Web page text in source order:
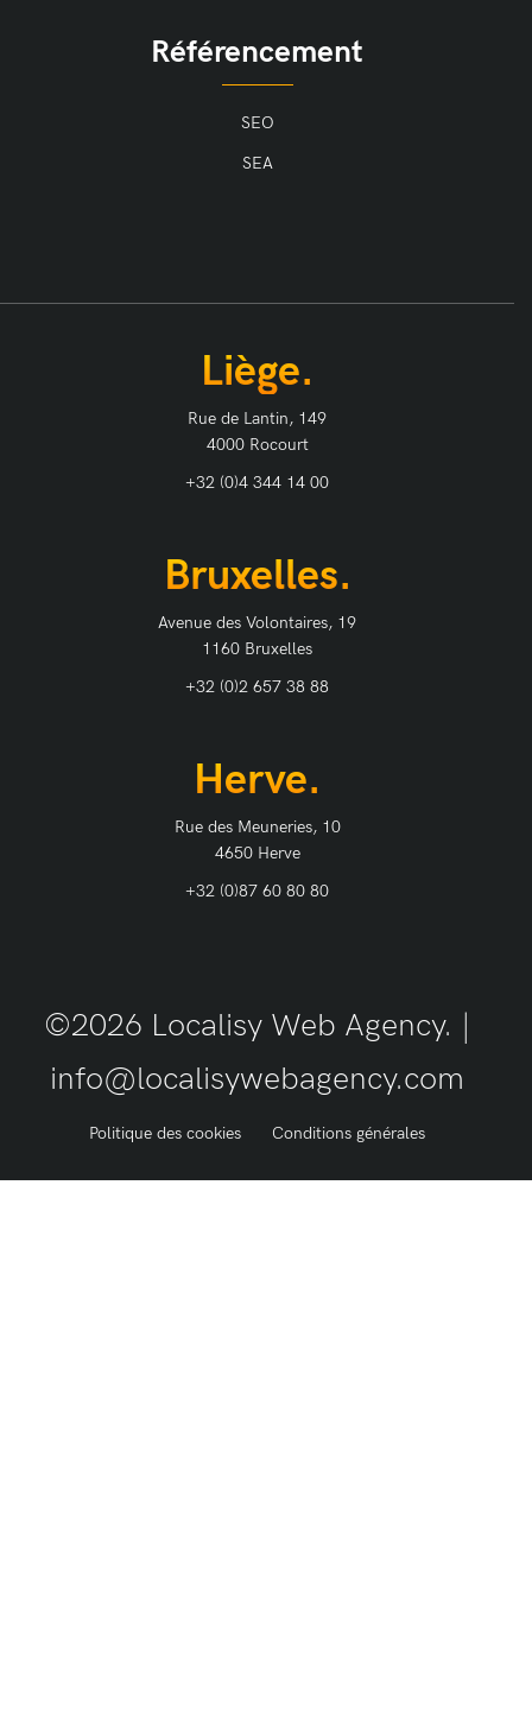
Référencement
SEO
SEA
Liège.
Rue de Lantin, 149
4000 Rocourt
+32 (0)4 344 14 00
Bruxelles.
Avenue des Volontaires, 19
1160 Bruxelles
+32 (0)2 657 38 88
Herve.
Rue des Meuneries, 10
4650 Herve
+32 (0)87 60 80 80
©2026 Localisy Web Agency. |
info@localisywebagency.com
Politique des cookies Conditions générales